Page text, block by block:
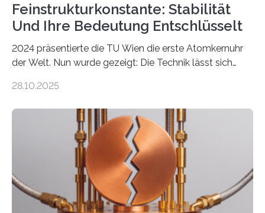
Feinstrukturkonstante: Stabilität
Und Ihre Bedeutung Entschlüsselt
2024 präsentierte die TU Wien die erste Atomkernuhr
der Welt. Nun wurde gezeigt: Die Technik lässt sich
fundamentalen Physik nachzugehen. Thorium-
Messungen verwenden. Das hatte man jahrzehntelang
vermutet, weltweit war nach den passenden
Atomkern-Zuständen gesucht worden, 2024 gelang
einem Team der TU Wien mit Unterstützung
internationaler Partner der entscheidende Durchbruch:
Der lange diskutierte Thorium-Kernübergang wurde
gefunden. Kurz darauf konnte man zeigen, dass sich
28.10.2025